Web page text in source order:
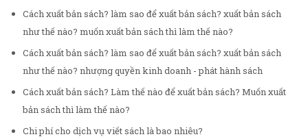
Cách xuất bản sách? làm sao để xuất bản sách? xuất bản sách
như thế nào? muốn xuất bản sách thì làm thế nào?
Cách xuất bản sách? làm sao để xuất bản sách? xuất bản sách
như thế nào? nhượng quyền kinh doanh - phát hành sách
Cách xuất bản sách? Làm thế nào để xuất bản sách? Muốn xuất
bản sách thì làm thế nào?
Chi phí cho dịch vụ viết sách là bao nhiêu?